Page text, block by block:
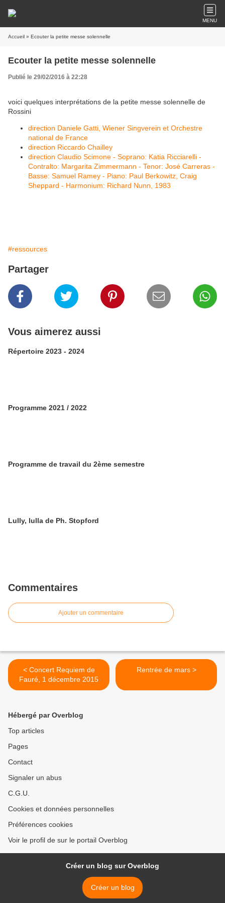
MENU
Accueil » Ecouter la petite messe solennelle
Ecouter la petite messe solennelle
Publié le 29/02/2016 à 22:28
voici quelques interprétations de la petite messe solennelle de
Rossini
direction Daniele Gatti, Wiener Singverein et Orchestre
national de France
direction Riccardo Chailley
direction Claudio Scimone - Soprano: Katia Ricciarelli -
Contralto: Margarita Zimmermann - Tenor: José Carreras -
Basse: Samuel Ramey - Piano: Paul Berkowitz, Craig
Sheppard - Harmonium: Richard Nunn, 1983
#ressources
Partager
Vous aimerez aussi
Répertoire 2023 - 2024
Programme 2021 / 2022
Programme de travail du 2ème semestre
Lully, lulla de Ph. Stopford
Commentaires
Ajouter un commentaire
< Concert Requiem de
Fauré, 1 décembre 2015
Rentrée de mars >
Hébergé par Overblog
Top articles
Pages
Contact
Signaler un abus
C.G.U.
Cookies et données personnelles
Préférences cookies
Voir le profil de sur le portail Overblog
Créer un blog sur Overblog
Créer un blog